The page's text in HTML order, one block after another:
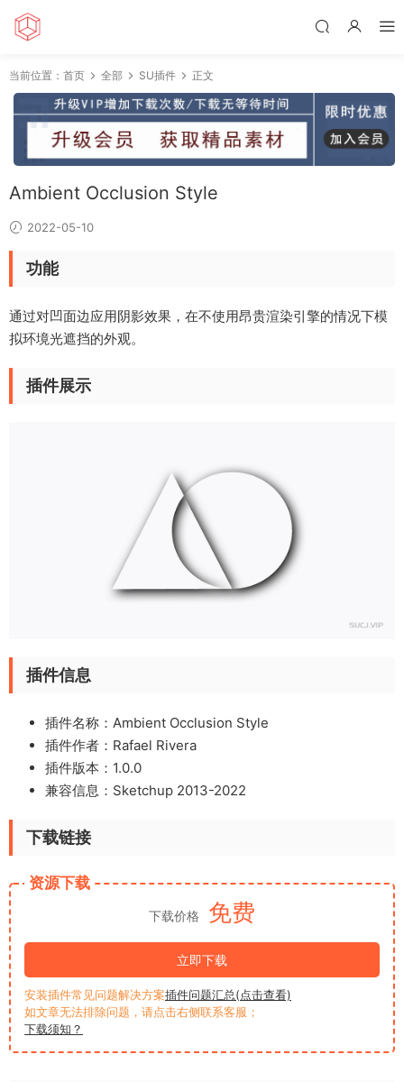
当前位置： 首页 全部 SU插件 正文
Ambient Occlusion Style
2022-05-10
功能
通过对凹面边应用阴影效果，在不使用昂贵渲染引擎的情况下模
拟环境光遮挡的外观。
插件展示
插件信息
插件名称：Ambient Occlusion Style
插件作者：Rafael Rivera
插件版本：1.0.0
兼容信息：Sketchup 2013-2022
下载链接
资源下载
下载价格 免费
立即下载
安装插件常见问题解决方案插件问题汇总(点击查看)
如文章无法排除问题，请点击右侧联系客服；
下载须知？